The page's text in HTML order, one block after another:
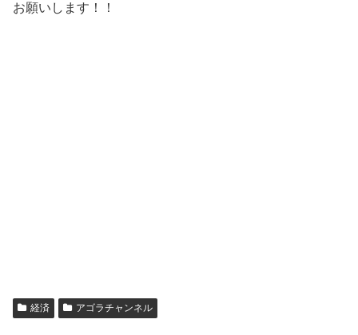
お願いします！！
経済 アゴラチャンネル